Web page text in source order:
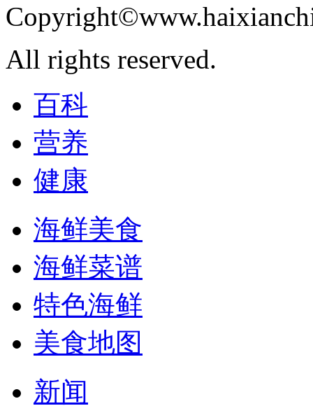
All rights reserved.
百科
营养
健康
海鲜美食
海鲜菜谱
特色海鲜
美食地图
新闻